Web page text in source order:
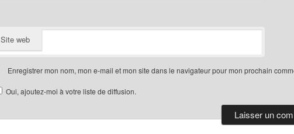
Site web
Enregistrer mon nom, mon e-mail et mon site dans le navigateur pour mon prochain
Oui, ajoutez-moi à votre liste de diffusion.